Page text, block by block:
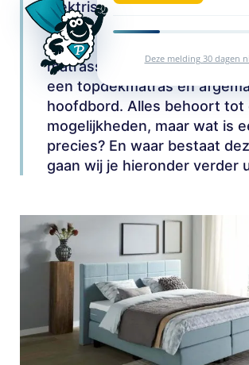
Deze melding 30 dagen
elektrisch verstelbaar of juist
boxspring bestaat uit een
bodem op pootjes, met
matrassen, eventueel
een topdekmatras en
hoofdbord. Alles behoort tot
mogelijkheden, maar wat is
precies? En waar bestaat
gaan wij je hieronder verder